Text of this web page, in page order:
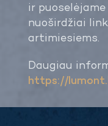
ir
nuoširdžiai
artimiesiems.
Daugiau
https://